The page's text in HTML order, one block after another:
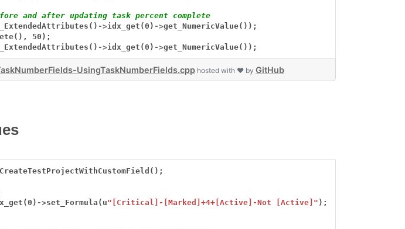
and after updating task percent complete
->idx_get(0) ->get_NumericValue());
50);
->idx_get(0) ->get_NumericValue());
UsingTaskNumberFields.cpp hosted with ❤ by GitHub
CreateTestProjectWithCustomField();
->set_Formula(u"[Critical]-[Marked]+4+[Active]-Not [Active]" );